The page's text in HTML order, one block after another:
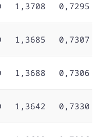
1,3708 0,7295
1,3685 0,7307
1,3688 0,7306
1,3642 0,7330